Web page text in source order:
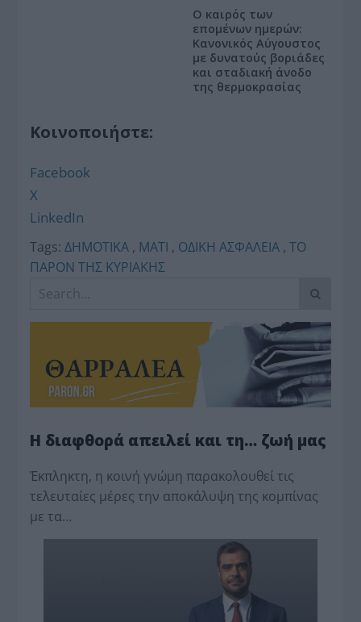
Ο καιρός των
επομένων ημερών:
Κανονικός Αύγουστος
με δυνατούς βοριάδες
και σταδιακή άνοδο
της θερμοκρασίας
Κοινοποιήστε:
Facebook
X
LinkedIn
Tags: ΔΗΜΟΤΙΚΑ , ΜΑΤΙ , ΟΔΙΚΗ ΑΣΦΑΛΕΙΑ ,ΤΟ
ΠΑΡΟΝ ΤΗΣ ΚΥΡΙΑΚΗΣ
Η διαφθορά απειλεί και τη… ζωή μας
Έκπληκτη, η κοινή γνώμη παρακολουθεί τις
τελευταίες μέρες την αποκάλυψη της κο­μπίνας
με τα…